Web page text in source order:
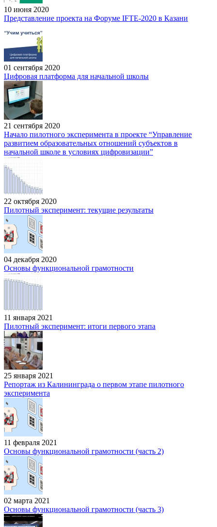
10 июня 2020
Представление проекта на Форуме IFTE-2020 в Казани
01 сентября 2020
Цифровая платформа для начальной школы
21 сентября 2020
Начало пилотного эксперимента в проекте “Управление
развитием образовательных отношений субъектов в
начальной школе в условиях цифровизации”
22 октября 2020
Пилотный эксперимент: текущие результаты
04 декабря 2020
Основы функциональной грамотности
11 января 2021
Пилотный эксперимент: итоги первого этапа
25 января 2021
Репортаж из Калининграда о первом этапе пилотного
эксперимента
11 февраля 2021
Основы функциональной грамотности (часть 2)
02 марта 2021
Основы функциональной грамотности (часть 3)